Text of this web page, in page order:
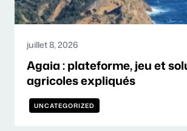
juillet 8, 2026
Agaia : plateforme, jeu et
agricoles expliqués
UNCATEGORIZED